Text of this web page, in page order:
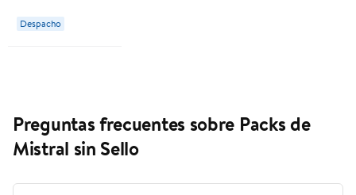
Ice
Despacho
Preguntas frecuentes sobre Packs de
Mistral sin Sello